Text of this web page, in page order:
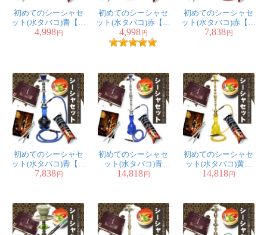
ました
1人 の人が参考になったと言っています
セット〕シーシャ(水
タバコ) 赤 【約
82cm】フレーバー、
炭、アルミホイル、
トング、説明書付き
匿名希望
息子の影響で、購入させていた
だきました。まだ使用していませんが、商品を見て思っ
するのが楽しみです。
初めてのシーシャセ
ット(水タバコ)青【約
25cm】フレーバー、
4,998円
初めてのシーシャセ
ット(水タバコ)赤【約
25cm】フレーバー、
炭、アルミホイル、
4,998円
初めてのシーシャセ
ット(水タバコ)赤【約
46cm】フレーバー、
7,838円
初めてのシーシャセ
ット(水タバコ)青【約
46cm】フレーバー、
7,838円
初めてのシーシャセ
ット(水タバコ)青
【77cm】フレーバ
付き
14,818円
初めてのシーシャセ
ット(水タバコ)黄色
【77cm】フレーバ
付き
14,818円